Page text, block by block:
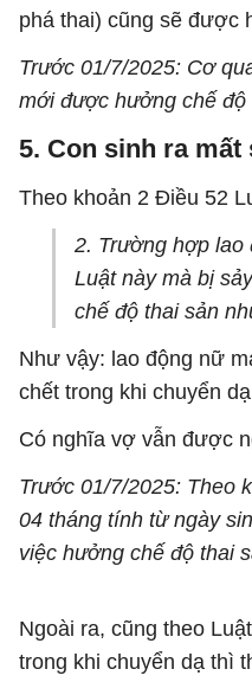
phá thai) cũng sẽ được
Trước 01/7/2025: Cơ
mới được hưởng chế độ
5. Con sinh ra
Theo khoản 2 Điều 52
2. Trường hợp lao
Luật này mà bị
chế độ thai sản
Như vậy: lao động nữ
chết trong khi chuyển
Có nghĩa vợ vẫn được
Trước 01/7/2025: Theo
04 tháng tính từ ngày
việc hưởng chế độ thai
Ngoài ra, cũng theo
trong khi chuyển dạ thì